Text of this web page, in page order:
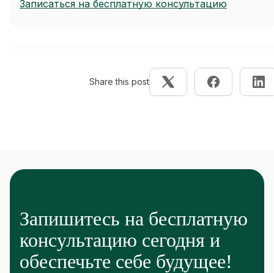
Записаться на бесплатную консультацию
Share this post
Запишитесь на бесплатную
консультацию сегодня и
обеспечьте себе будущее!